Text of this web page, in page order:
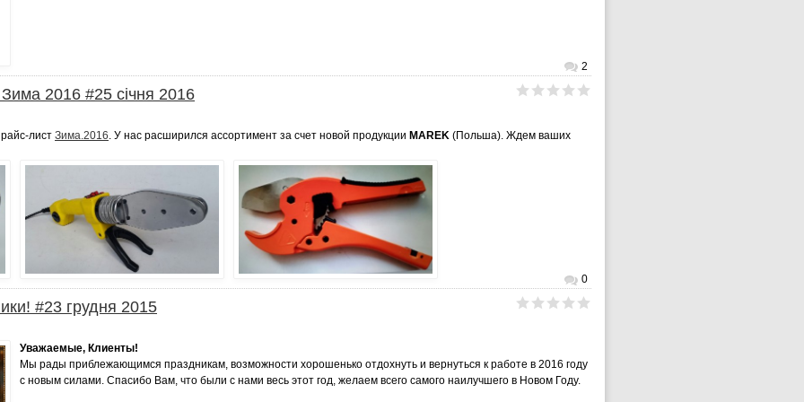
2
2016 #25 січня 2016
лист Зима.2016. У нас расширился ассортимент за счет новой продукции MAREK (Польша). Ждем ваших
0
#23 грудня 2015
Уважаемые, Клиенты!
Мы рады приблежающимся праздникам, возможности хорошенько отдохнуть и вернуться к работе в 2016 году
с новым силами. Спасибо Вам, что были с нами весь этот год, желаем всего самого наилучшего в Новом Году.